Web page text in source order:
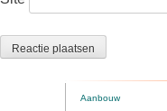
Aanbouw